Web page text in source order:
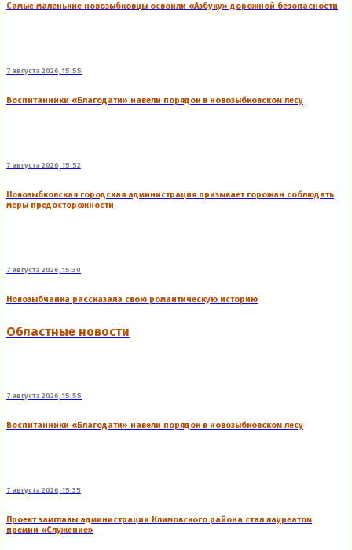
Самые маленькие новозыбковцы освоили «Азбуку» дорожной безопасности
7 августа 2026, 15:55
Воспитанники «Благодати» навели порядок в новозыбковском лесу
7 августа 2026, 15:52
Новозыбковская городская администрация призывает горожан соблюдать
меры предосторожности
7 августа 2026, 15:30
Новозыбчанка рассказала свою романтическую историю
Областные новости
7 августа 2026, 15:55
Воспитанники «Благодати» навели порядок в новозыбковском лесу
7 августа 2026, 15:35
Проект замглавы администрации Климовского района стал лауреатом
премии «Служение»